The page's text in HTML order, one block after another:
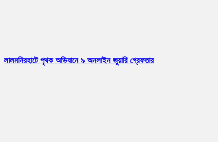
লালমনিরহাটে পৃথক অভিযানে ৯ অনলাইন জুয়ারি গ্রেফতার